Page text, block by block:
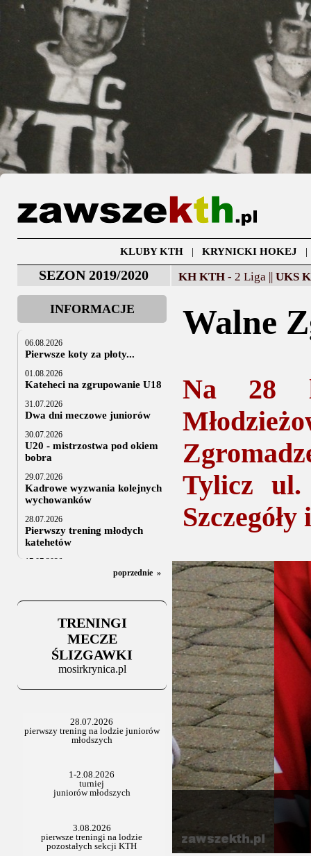
KLUBY KTH| KRYNICKI HOKEJ
SEZON 2019/2020 KH KTH - 2 Liga || UKS
INFORMACJE
06.08.2026
Pierwsze koty za płoty...
01.08.2026
Kateheci na zgrupowanie U18
31.07.2026
Dwa dni meczowe juniorów
30.07.2026
U20 - mistrzostwa pod okiem
bobra
29.07.2026
Kadrowe wyzwania kolejnych
wychowanków
28.07.2026
Pierwszy trening młodych
katehetów
17.07.2026
U20: z kraju i z zagranicy
Za trzy tygodnie na lód
06.07.2025
Stowarzyszenie po Walnym
poprzednie »
TRENINGI
MECZE
ŚLIZGAWKI
mosirkrynica.pl
Walne
Na 28
Tylicz ul.